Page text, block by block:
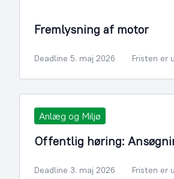
Fremlysning af motor
Deadline 5. maj 2026 Fristen er
Anlæg og Miljø
Offentlig høring:
Deadline 3. maj 2026 Fristen er